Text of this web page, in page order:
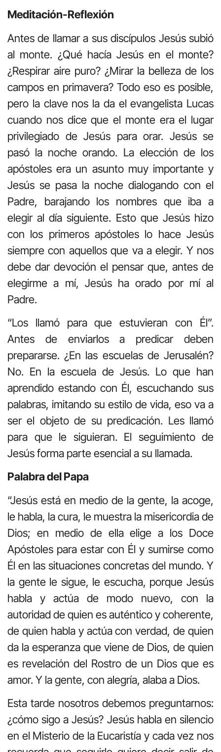
Meditación-Reflexión
Antes de llamar a sus discípulos Jesús subió
al monte. ¿Qué hacía Jesús en el monte?
¿Respirar aire puro? ¿Mirar la belleza de los
campos en primavera? Todo eso es posible,
pero la clave nos la da el evangelista Lucas
cuando nos dice que el monte era el lugar
privilegiado de Jesús para orar. Jesús se
pasó la noche orando. La elección de los
apóstoles era un asunto muy importante y
Jesús se pasa la noche dialogando con el
Padre, barajando los nombres que iba a
elegir al día siguiente. Esto que Jesús hizo
con los primeros apóstoles lo hace Jesús
siempre con aquellos que va a elegir. Y nos
debe dar devoción el pensar que, antes de
elegirme a mí, Jesús ha orado por mí al
Padre.
“Los llamó para que estuvieran con Él”.
Antes de enviarlos a predicar deben
prepararse. ¿En las escuelas de Jerusalén?
No. En la escuela de Jesús. Lo que han
aprendido estando con Él, escuchando sus
palabras, imitando su estilo de vida, eso va a
ser el objeto de su predicación. Les llamó
para que le siguieran. El seguimiento de
Jesús forma parte esencial a su llamada.
Palabra del Papa
“Jesús está en medio de la gente, la acoge,
le habla, la cura, le muestra la misericordia de
Dios; en medio de ella elige a los Doce
Apóstoles para estar con Él y sumirse como
Él en las situaciones concretas del mundo. Y
la gente le sigue, le escucha, porque Jesús
habla y actúa de modo nuevo, con la
autoridad de quien es auténtico y coherente,
de quien habla y actúa con verdad, de quien
da la esperanza que viene de Dios, de quien
es revelación del Rostro de un Dios que es
amor. Y la gente, con alegría, alaba a Dios.
Esta tarde nosotros debemos preguntarnos:
¿cómo sigo a Jesús? Jesús habla en silencio
en el Misterio de la Eucaristía y cada vez nos